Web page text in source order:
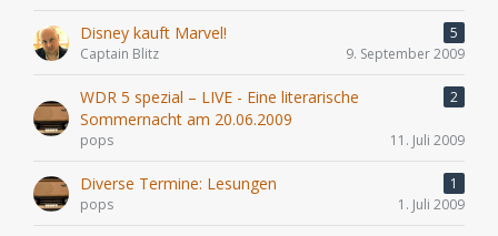
Disney kauft Marvel!
5
Captain Blitz
9. September 2009
WDR 5 spezial – LIVE - Eine literarische
Sommernacht am 20.06.2009
2
pops 11. Juli 2009
Diverse Termine: Lesungen
1
pops
1. Juli 2009